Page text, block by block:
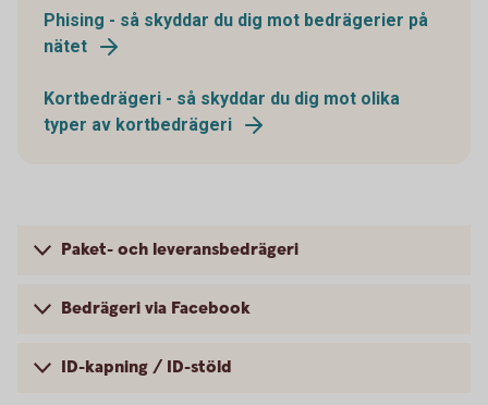
Phising - så skyddar du dig mot bedrägerier på
nätet
Kortbedrägeri - så skyddar du dig mot olika
typer av kortbedrägeri
Paket- och leveransbedrägeri
Bedrägeri via Facebook
ID-kapning / ID-stöld